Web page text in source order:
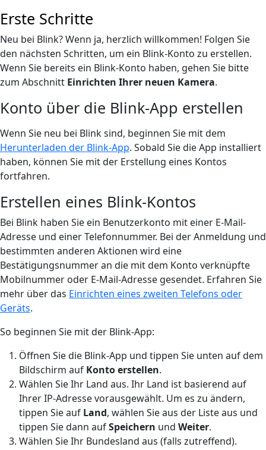
Erste Schritte
Neu bei Blink? Wenn ja, herzlich willkommen! Folgen Sie
den nächsten Schritten, um ein Blink-Konto zu erstellen.
Wenn Sie bereits ein Blink-Konto haben, gehen Sie bitte
zum Abschnitt Einrichten Ihrer neuen Kamera.
Konto über die Blink-App erstellen
Wenn Sie neu bei Blink sind, beginnen Sie mit dem
Herunterladen der Blink-App. Sobald Sie die App installiert
haben, können Sie mit der Erstellung eines Kontos
fortfahren.
Erstellen eines Blink-Kontos
Bei Blink haben Sie ein Benutzerkonto mit einer E-Mail-
Adresse und einer Telefonnummer. Bei der Anmeldung und
bestimmten anderen Aktionen wird eine
Bestätigungsnummer an die mit dem Konto verknüpfte
Mobilnummer oder E-Mail-Adresse gesendet. Erfahren Sie
mehr über das Einrichten eines zweiten Telefons oder
Geräts.
So beginnen Sie mit der Blink-App:
Öffnen Sie die Blink-App und tippen Sie unten auf dem
Bildschirm auf Konto erstellen.
Wählen Sie Ihr Land aus. Ihr Land ist basierend auf
Ihrer IP-Adresse vorausgewählt. Um es zu ändern,
tippen Sie auf Land, wählen Sie aus der Liste aus und
tippen Sie dann aufSpeichern und Weiter.
Wählen Sie Ihr Bundesland aus (falls zutreffend).